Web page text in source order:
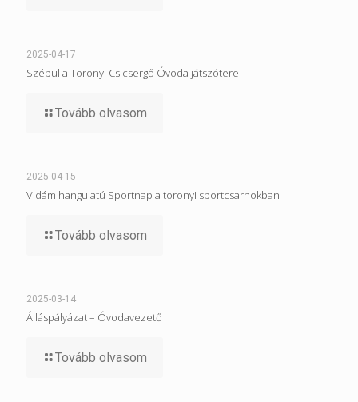
2025-04-17
Szépül a Toronyi Csicsergő Óvoda játszótere
Tovább olvasom
2025-04-15
Vidám hangulatú Sportnap a toronyi sportcsarnokban
Tovább olvasom
2025-03-14
Álláspályázat – Óvodavezető
Tovább olvasom